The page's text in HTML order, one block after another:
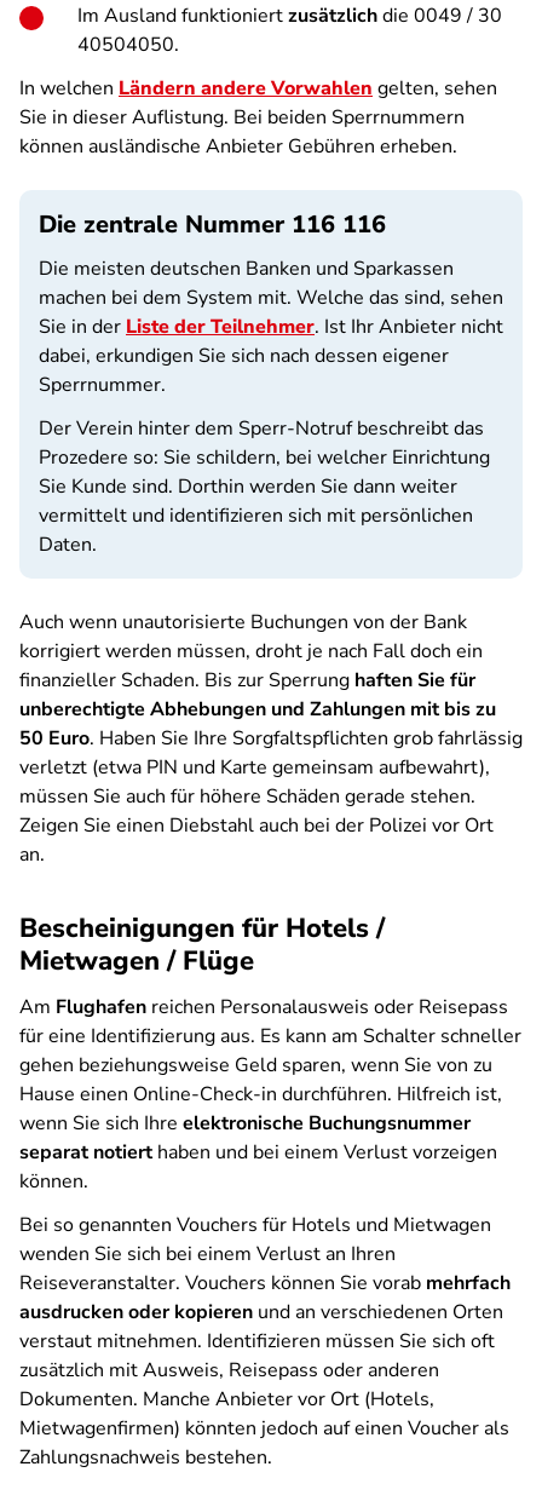
Im Ausland funktioniertzusätzlichdie 0049 / 30
40504050.
In welchen Ländern andere Vorwahlen gelten, sehen
Sie in dieser Auflistung. Bei beiden Sperrnummern
können ausländische Anbieter Gebühren erheben.
Die zentrale Nummer 116 116
Die meisten deutschen Banken und Sparkassen
machen bei dem System mit. Welche das sind, sehen
Sie in der Liste der Teilnehmer. Ist Ihr Anbieter nicht
dabei, erkundigen Sie sich nach dessen eigener
Sperrnummer.
Der Verein hinter dem Sperr-Notruf beschreibt das
Prozedere so: Sie schildern, bei welcher Einrichtung
Sie Kunde sind. Dorthin werden Sie dann weiter
vermittelt und identifizieren sich mit persönlichen
Daten.
Auch wenn unautorisierte Buchungen von der Bank
korrigiert werden müssen, droht je nach Fall doch ein
finanzieller Schaden. Bis zur Sperrung haften Sie für
unberechtigte Abhebungen und Zahlungen mit bis zu
50 Euro. Haben Sie Ihre Sorgfaltspflichten grob fahrlässig
verletzt (etwa PIN und Karte gemeinsam aufbewahrt),
müssen Sie auch für höhere Schäden gerade stehen.
Zeigen Sie einen Diebstahl auch bei der Polizei vor Ort
an.
Bescheinigungen für Hotels /
Mietwagen / Flüge
Am Flughafen reichen Personalausweis oder Reisepass
für eine Identifizierung aus. Es kann am Schalter schneller
gehen beziehungsweise Geld sparen, wenn Sie von zu
Hause einen Online-Check-in durchführen. Hilfreich ist,
wenn Sie sich Ihre elektronische Buchungsnummer
separat notierthaben und bei einem Verlust vorzeigen
können.
Bei so genannten Vouchers für Hotels und Mietwagen
wenden Sie sich bei einem Verlust an Ihren
Reiseveranstalter. Vouchers können Sie vorab mehrfach
ausdrucken oder kopieren und an verschiedenen Orten
verstaut mitnehmen. Identifizieren müssen Sie sich oft
zusätzlich mit Ausweis, Reisepass oder anderen
Dokumenten. Manche Anbieter vor Ort (Hotels,
Mietwagenfirmen) könnten jedoch auf einen Voucher als
Zahlungsnachweis bestehen.